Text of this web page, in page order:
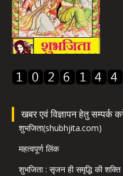
खबर एवं विज्ञापन हेतु सम्पर्क
शुभजिता(shubhjita.com)
महत्वपूर्ण लिंक
शुभजिता : सृजन ही समृद्धि की शक्ति